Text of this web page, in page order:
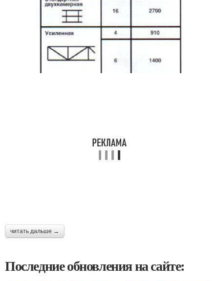
читать дальше →
Последние обновления на сайте: